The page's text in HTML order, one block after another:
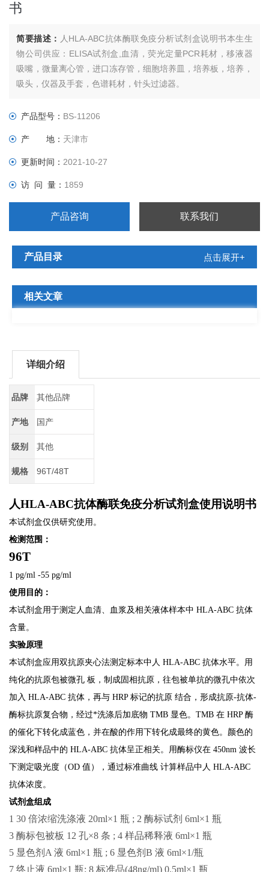
书
简要描述： 人HLA-ABC抗体酶联免疫分析试剂盒说明书本生生
物公司供应：ELISA试剂盒,血清，荧光定量PCR耗材，移液器
吸嘴，微量离心管，进口冻存管，细胞培养皿，培养板，培养，
吸头，仪器及手套，色谱耗材，针头过滤器。
产品型号： BS-11206
产 地： 天津市
更新时间：2021-10-27
访 问 量： 1859
产品咨询 联系我们
产品目录 点击展开+
相关文章
详细介绍
品牌 其他品牌
产地 国产
级别 其他
规格 96T/48T
人HLA-ABC抗体酶联免疫分析试剂盒使用说明书
本试剂盒仅供研究使用。
检测范围：
96T
1 pg/ml -55 pg/ml
使用目的：
本试剂盒用于测定人血清、血浆及相关液体样本中HLA-ABC抗体
含量。
实验原理
本试剂盒应用双抗原夹心法测定标本中人HLA-ABC抗体水平。用
纯化的抗原包被微孔板，制成固相抗原，往包被单抗的微孔中依次
加入HLA-ABC抗体，再与HRP标记的抗原结合，形成抗原-抗体-
酶标抗原复合物，经过*洗涤后加底物TMB 显色。TMB在HRP酶
的催化下转化成蓝色，并在酸的作用下转化成最终的黄色。颜色的
深浅和样品中的HLA-ABC抗体呈正相关。用酶标仪在450nm波长
下测定吸光度（OD值），通过标准曲线计算样品中人HLA-ABC
抗体浓度。
试剂盒组成
1 30 倍浓缩洗涤液 20ml×1 瓶 ; 2 酶标试剂 6ml×1 瓶
3 酶标包被板 12 孔×8 条 ; 4 样品稀释液 6ml×1 瓶
5 显色剂A 液 6ml×1 瓶 ; 6 显色剂B 液 6ml×1/瓶
7 终止液 6ml×1 瓶; 8 标准品(48ng/ml) 0.5ml×1 瓶